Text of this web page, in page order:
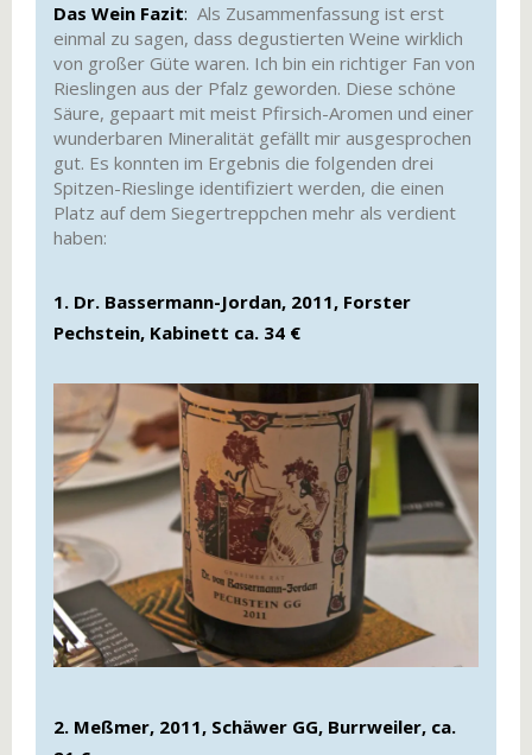
Das Wein Fazit: Als Zusammenfassung ist erst
einmal zu sagen, dass degustierten Weine wirklich
von großer Güte waren. Ich bin ein richtiger Fan von
Rieslingen aus der Pfalz geworden. Diese schöne
Säure, gepaart mit meist Pfirsich-Aromen und einer
wunderbaren Mineralität gefällt mir ausgesprochen
gut. Es konnten im Ergebnis die folgenden drei
Spitzen-Rieslinge identifiziert werden, die einen
Platz auf dem Siegertreppchen mehr als verdient
haben:
1. Dr. Bassermann-Jordan, 2011, Forster
Pechstein, Kabinett ca. 34 €
2. Meßmer, 2011, Schäwer GG, Burrweiler, ca.